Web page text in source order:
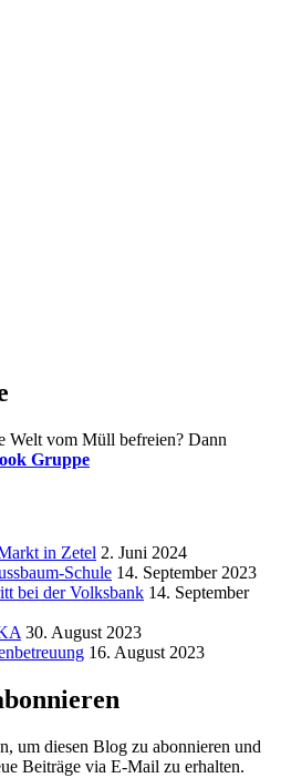
Welt vom Müll befreien? Dann
Gruppe
in Zetel 2. Juni 2024
Schule 14. September 2023
bei der Volksbank 14. September
30. August 2023
16. August 2023
um diesen Blog zu abonnieren und
Beiträge via E-Mail zu erhalten.